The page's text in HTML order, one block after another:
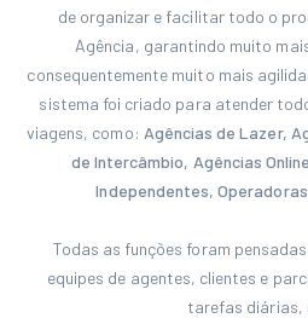
de organizar e facilitar todo o
Agência, garantindo muito
consequentemente muito mais
sistema foi criado para atender
viagens, como: Agências de Lazer,
de Intercâmbio, Agências
Independentes,
Todas as funções foram
equipes de agentes, clientes e
tarefas diárias,